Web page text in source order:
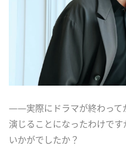
――実際にドラマが終わって
演じることになったわけです
いかがでしたか？